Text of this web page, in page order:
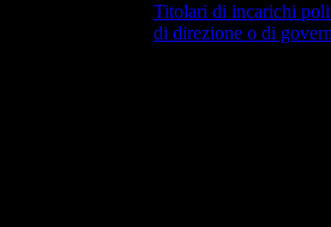
Titolari di incarichi
di direzione o di